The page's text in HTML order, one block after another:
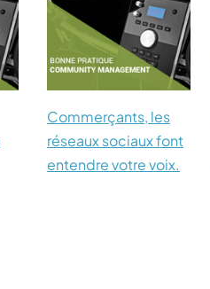
Commerçants, les
réseaux sociaux font
entendre votre voix.